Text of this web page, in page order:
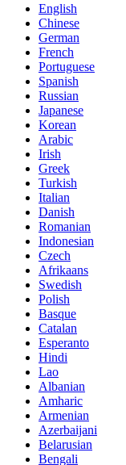
English
Chinese
German
French
Portuguese
Spanish
Russian
Japanese
Korean
Arabic
Irish
Greek
Turkish
Italian
Danish
Romanian
Indonesian
Czech
Afrikaans
Swedish
Polish
Basque
Catalan
Esperanto
Hindi
Lao
Albanian
Amharic
Armenian
Azerbaijani
Belarusian
Bengali